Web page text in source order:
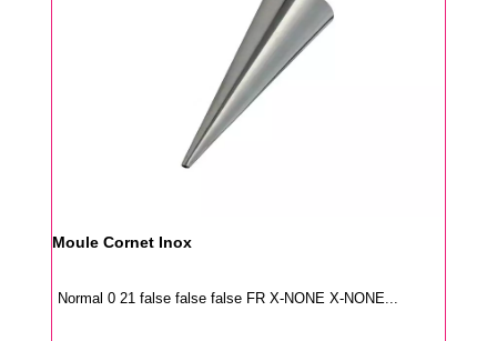
Moule Cornet Inox
Normal 0 21 false false false FR X-NONE X-NONE...